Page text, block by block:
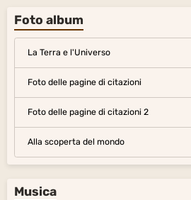
Foto album
La Terra e l'Universo
Foto delle pagine di citazioni
Foto delle pagine di citazioni 2
Alla scoperta del mondo
Musica